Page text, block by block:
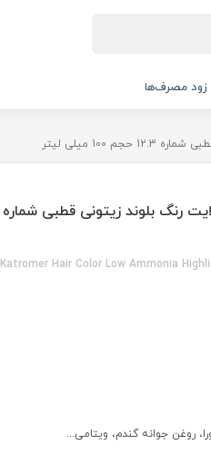
زود مصرف‌ها
میلی لیتر
Katromer Hair Color Low Ammonia
روغن جوانه گندم، ویتامی...